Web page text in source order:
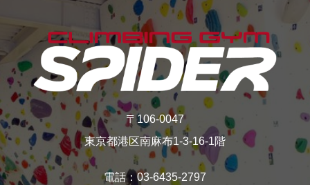
〒106-0047
東京都港区南麻布1-3-16‐1階
電話：03-6435-2797